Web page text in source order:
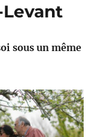
sous un même